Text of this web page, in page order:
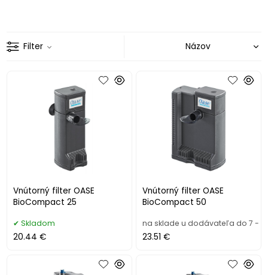
Filter
Vnútorný filter OASE
BioCompact 25
Skladom
20.44 €
Vnútorný filter OASE
BioCompact 50
na sklade u dodávateľa do 7 -
23.51 €